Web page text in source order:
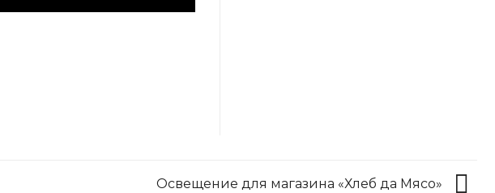
Освещение для магазина «Хлеб да Мясо»